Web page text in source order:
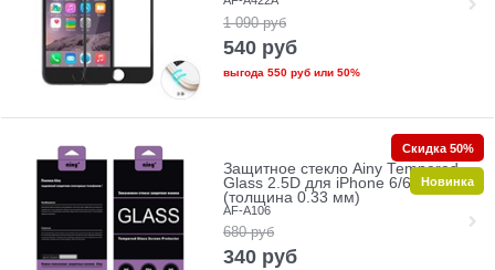
1 090 руб
540 руб
выгода 550 рубили 50%
Защитное стекло Ainy Tempered
Glass 2.5D для iPhone 6/6s PLUS
(толщина 0.33 мм)
AF-A106
680 руб
340 руб
Скидка 50%
Новинка